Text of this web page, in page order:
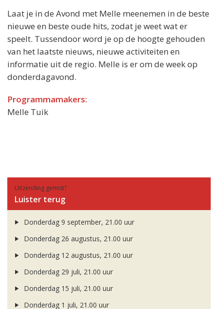
Laat je in de Avond met Melle meenemen in de beste
nieuwe en beste oude hits, zodat je weet wat er
speelt. Tussendoor word je op de hoogte gehouden
van het laatste nieuws, nieuwe activiteiten en
informatie uit de regio. Melle is er om de week op
donderdagavond.
Programmamakers:
Melle Tuik
Uitzending gemist?
Luister terug
Donderdag 9 september, 21.00 uur
Donderdag 26 augustus, 21.00 uur
Donderdag 12 augustus, 21.00 uur
Donderdag 29 juli, 21.00 uur
Donderdag 15 juli, 21.00 uur
Donderdag 1 juli, 21.00 uur